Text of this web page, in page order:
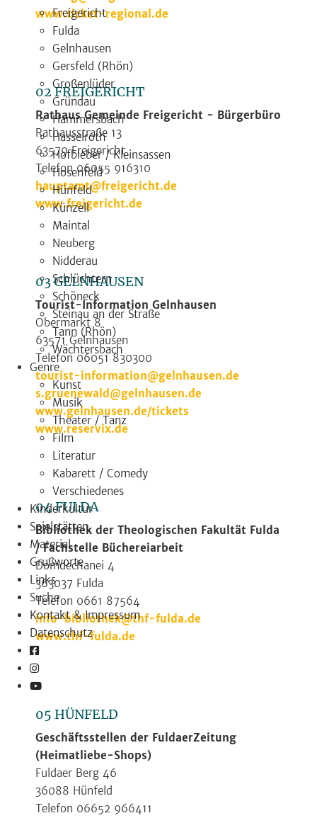
Freigericht
Fulda
Gelnhausen
Gersfeld (Rhön)
Großenlüder
Gründau
Hammersbach
Hasselroth
Hofbieber / Kleinsassen
Hosenfeld
Hünfeld
Künzell
Maintal
Neuberg
Nidderau
Schlüchtern
Schöneck
Steinau an der Straße
Tann (Rhön)
Wächtersbach
Genre
Kunst
Musik
Theater / Tanz
Film
Literatur
Kabarett / Comedy
Verschiedenes
Kinderkultur
Spielstätten
Material
Grußworte
Links
Suche
Kontakt & Impressum
Datenschutz
www.ticket-regional.de
02 FREIGERICHT
Rathaus Gemeinde Freigericht - Bürgerbüro
Rathausstraße 13
63579 Freigericht
Telefon 06055 916310
hauptamt@freigericht.de
www.freigericht.de
03 GELNHAUSEN
Tourist-Information Gelnhausen
Obermarkt 8
63571 Gelnhausen
Telefon 06051 830300
tourist-information@gelnhausen.de
s.gruenewald@gelnhausen.de
www.gelnhausen.de/tickets
www.reservix.de
04 FULDA
Bibliothek der Theologischen Fakultät Fulda
/ Fachstelle Büchereiarbeit
Domdechanei 4
363037 Fulda
Telefon 0661 87564
info-bibliothek@thf-fulda.de
www.thf-fulda.de
05 HÜNFELD
Geschäftsstellen der FuldaerZeitung
(Heimatliebe-Shops)
Fuldaer Berg 46
36088 Hünfeld
Telefon 06652 966411